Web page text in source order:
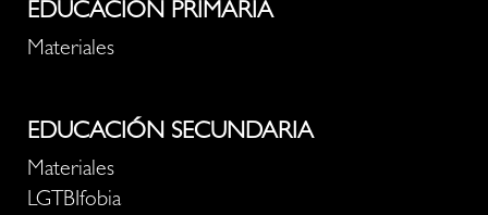
EDUCACIÓN PRIMARIA
Materiales
EDUCACIÓN SECUNDARIA
Materiales
LGTBIfobia